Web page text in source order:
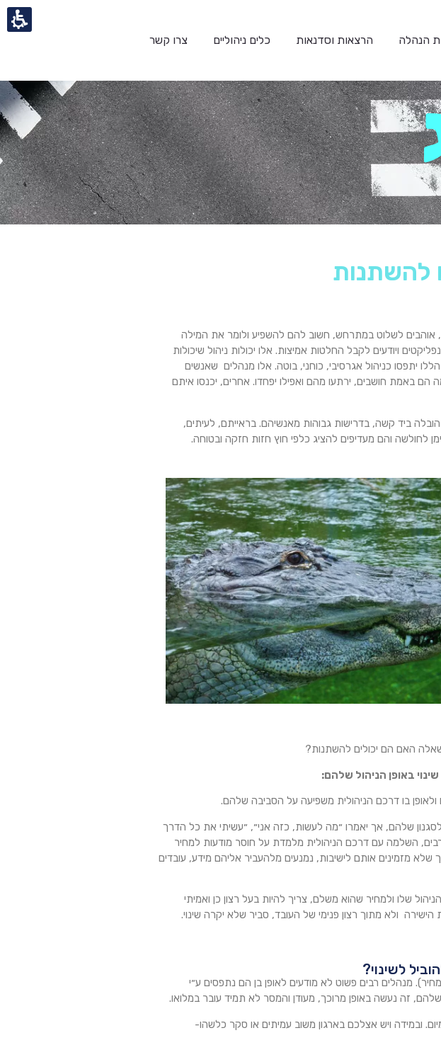
הנהלה הרצאות וסדנאות כלים ניהוליים צרו קשר
להשתנות
אוהבים לשלוט במתרחש, חשוב להם להשפיע ולומר את המילה
ויודעים לקבל החלטות אמיצות. אלו יכולות ניהול שיכולות
יתפסו כניהול אגרסיבי, כוחני, בוטה. אלו מנהלים שאנשים
הם באמת חושבים, ירתעו מהם ואפילו יפחדו. אחרים, יכנסו איתם
ביד קשה, בדרישות גבוהות מאנשיהם. בראייתם, לעיתים,
לחולשה והם מעדיפים להציג כלפי חוץ חזות חזקה ובטוחה.
האם הם יכולים להשתנות?
ולאופן בו דרכם הניהולית משפיעה על הסביבה שלהם.
שלהם, אך יאמרו ״מה לעשות, כזה אני״, ״עשיתי את כל הדרך
במקרים רבים, השלמה עם דרכם הניהולית מלמדת על חוסר מודעות למחיר
שלא מזמינים אותם לישיבות, נמנעים מלהעביר אליהם מידע, עובדים
שלו ולמחיר שהוא משלם, צריך להיות בעל רצון כן ואמיתי
הישירה ולא מתוך רצון פנימי של העובד, סביר שלא יקרה שינוי.
לשינוי?
מנהלים רבים פשוט לא מודעים לאופן בן הם נתפסים ע״י
זה נעשה באופן מרוכך, מעודן והמסר לא תמיד עובר במלואו.
ובמידה ויש אצלכם בארגון משוב עמיתים או סקר כלשהו-